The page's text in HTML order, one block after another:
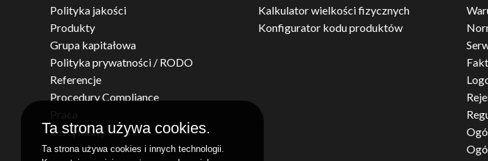
Polityka jakości
Produkty
Grupa kapitałowa
Polityka prywatności / RODO
Referencje
Procedury Compliance
Certyfikaty
Kalkulator wielkości fizycznych
Konfigurator kodu produktów
Ta strona używa cookies.
Ta strona używa cookies i innych technologii.